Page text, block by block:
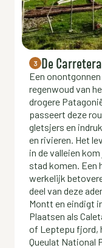
3 De
Een
regenwoud van
drogere
passeert deze
gletsjers en
en rivieren. Het
in de valleien
stad komen. Een
werkelijk
deel van deze
Montt en eindigt
Plaatsen als
of Leptepu fjord,
Queulat National